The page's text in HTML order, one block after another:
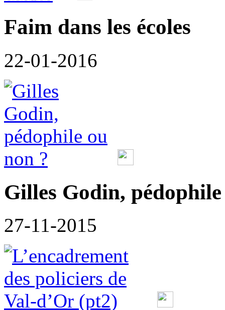
Faim dans les écoles
22-01-2016
Gilles Godin,
27-11-2015